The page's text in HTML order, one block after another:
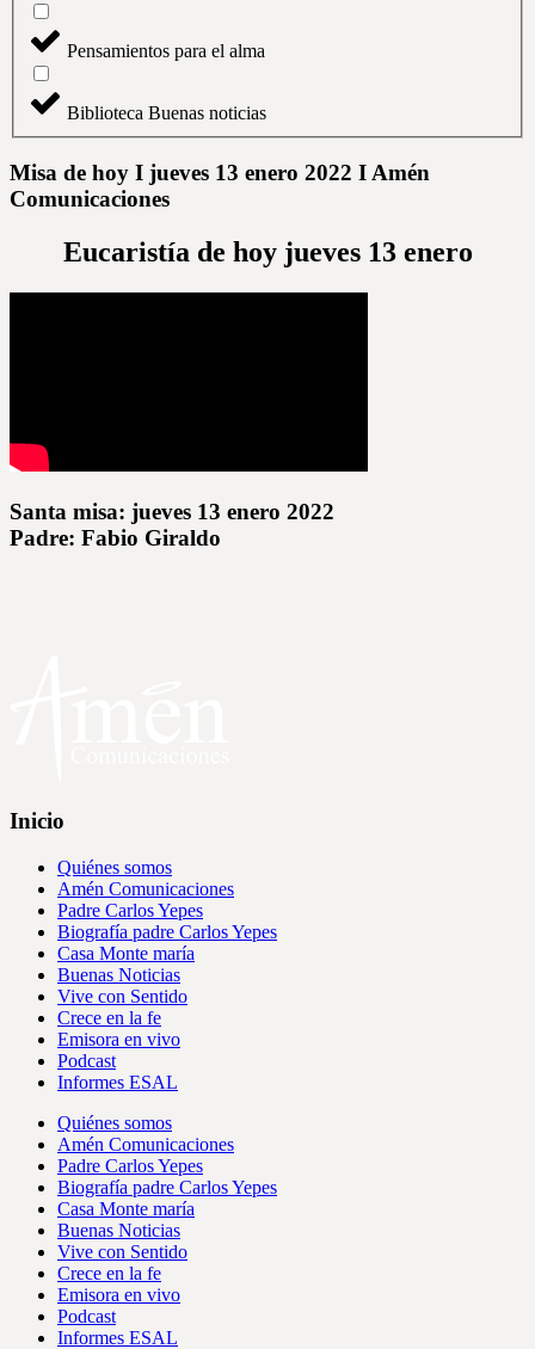
Pensamientos para el alma
Biblioteca Buenas noticias
Misa de hoy I jueves 13 enero 2022 I Amén
Comunicaciones
Eucaristía de hoy jueves 13 enero
Santa misa: jueves 13 enero 2022
Padre: Fabio Giraldo
Inicio
Quiénes somos
Amén Comunicaciones
Padre Carlos Yepes
Biografía padre Carlos Yepes
Casa Monte maría
Buenas Noticias
Vive con Sentido
Crece en la fe
Emisora en vivo
Podcast
Informes ESAL
Quiénes somos
Amén Comunicaciones
Padre Carlos Yepes
Biografía padre Carlos Yepes
Casa Monte maría
Buenas Noticias
Vive con Sentido
Crece en la fe
Emisora en vivo
Podcast
Informes ESAL